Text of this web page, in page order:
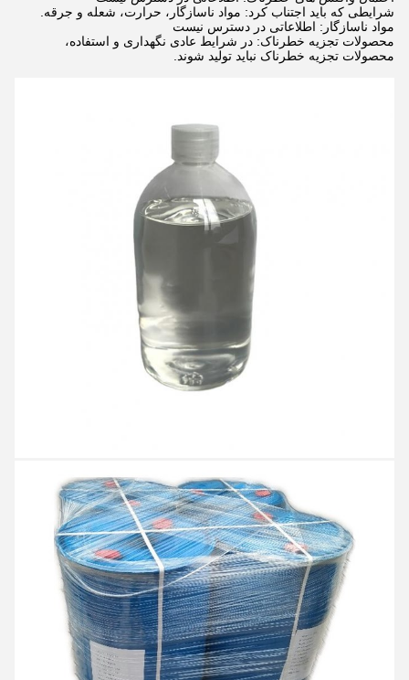
شرایطی که باید اجتناب کرد: مواد ناسازگار، حرارت، شعله و جرقه.
مواد ناسازگار: اطلاعاتی در دسترس نیست
محصولات تجزیه خطرناک: در شرایط عادی نگهداری و استفاده،
محصولات تجزیه خطرناک نباید تولید شوند.